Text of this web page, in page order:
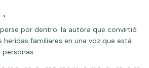
por dentro: la autora que convirtió
heridas familiares en una voz que está
personas